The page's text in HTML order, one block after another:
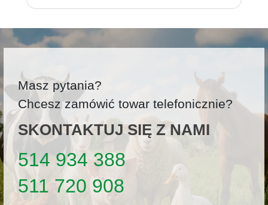
Masz pytania?
Chcesz zamówić towar telefonicznie?
SKONTAKTUJ SIĘ Z NAMI
514 934 388
511 720 908